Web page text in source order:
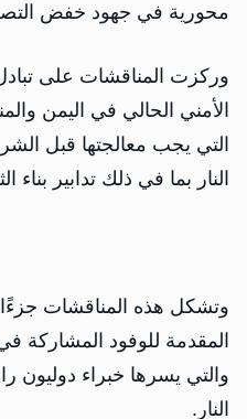
محورية في جهود خفض
وركزت المناقشات على
الأمني الحالي في اليمن
التي يجب معالجتها قبل
النار بما في ذلك تدابير بناء
وتشكل هذه المناقشات
المقدمة للوفود المشاركة
والتي يسرها خبراء
النار.